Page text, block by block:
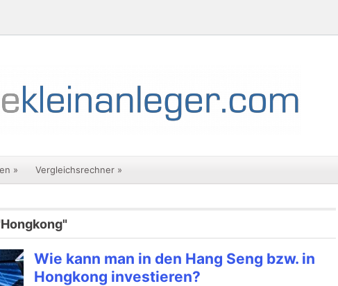
» Vergleichsrechner »
Wie kann man in den Hang Seng bzw. in
Hongkong investieren?